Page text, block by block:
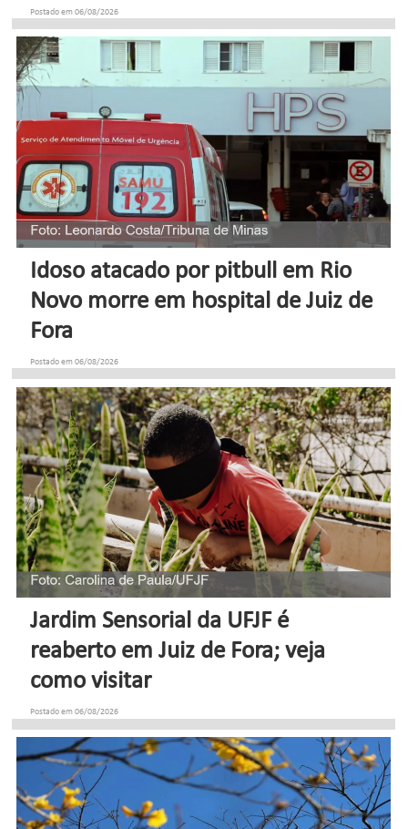
Postado em 06/08/2026
Idoso atacado por pitbull em Rio
Novo morre em hospital de Juiz de
Fora
Postado em 06/08/2026
Jardim Sensorial da UFJF é
reaberto em Juiz de Fora; veja
como visitar
Postado em 06/08/2026